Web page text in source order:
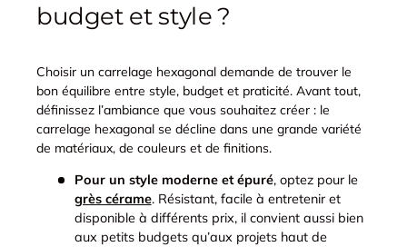
budget et style ?
Choisir un carrelage hexagonal demande de trouver le
bon équilibre entre style, budget et praticité. Avant tout,
définissez l’ambiance que vous souhaitez créer : le
carrelage hexagonal se décline dans une grande variété
de matériaux, de couleurs et de finitions.
Pour un style moderne et épuré, optez pour le
grès cérame. Résistant, facile à entretenir et
disponible à différents prix, il convient aussi bien
aux petits budgets qu’aux projets haut de